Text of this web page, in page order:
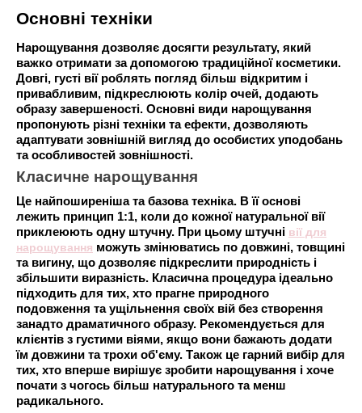
Основні техніки
Нарощування дозволяє досягти результату, який
важко отримати за допомогою традиційної косметики.
Довгі, густі вії роблять погляд більш відкритим і
привабливим, підкреслюють колір очей, додають
образу завершеності. Основні види нарощування
пропонують різні техніки та ефекти, дозволяють
адаптувати зовнішній вигляд до особистих уподобань
та особливостей зовнішності.
Класичне нарощування
Це найпоширеніша та базова техніка. В її основі
лежить принцип 1:1, коли до кожної натуральної вії
приклеюють одну штучну. При цьому штучні вії для
нарощування можуть змінюватись по довжині, товщині
та вигину, що дозволяє підкреслити природність і
збільшити виразність. Класична процедура ідеально
підходить для тих, хто прагне природного
подовження та ущільнення своїх вій без створення
занадто драматичного образу. Рекомендується для
клієнтів з густими віями, якщо вони бажають додати
їм довжини та трохи об'єму. Також це гарний вибір для
тих, хто вперше вирішує зробити нарощування і хоче
почати з чогось більш натурального та менш
радикального.